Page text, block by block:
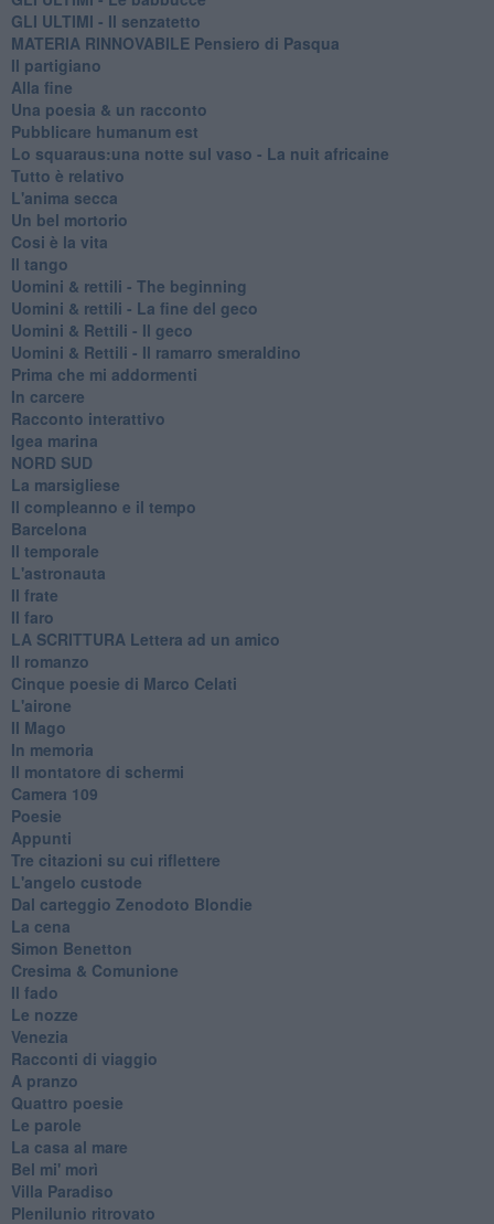
GLI ULTIMI - Il senzatetto
MATERIA RINNOVABILE Pensiero di Pasqua
Il partigiano
Alla fine
Una poesia & un racconto
Pubblicare humanum est
Lo squaraus:una notte sul vaso - La nuit africaine
Tutto è relativo
L'anima secca
Un bel mortorio
Cosi è la vita
Il tango
​Uomini & rettili - The beginning
​Uomini & rettili - La fine del geco
Uomini & Rettili - Il geco
Uomini & Rettili - Il ramarro smeraldino
Prima che mi addormenti
In carcere
Racconto interattivo
Igea marina
​NORD SUD
La marsigliese
Il compleanno e il tempo
Barcelona
Il temporale
L'astronauta
Il frate
Il faro
​LA SCRITTURA Lettera ad un amico
Il romanzo
Cinque poesie di Marco Celati
L'airone
Il Mago
In memoria
Il montatore di schermi
Camera 109
Poesie
Appunti
Tre citazioni su cui riflettere
L'angelo custode
Dal carteggio Zenodoto Blondie
La cena
Simon Benetton
Cresima & Comunione
Il fado
Le nozze
Venezia
Racconti di viaggio
A pranzo
Quattro poesie
Le parole
La casa al mare
Bel mi' morì
Villa Paradiso
Plenilunio ritrovato